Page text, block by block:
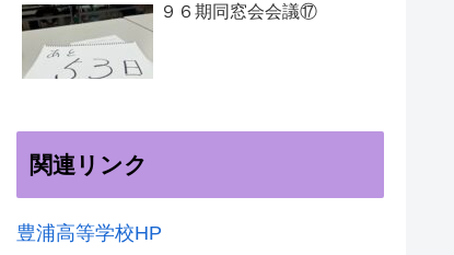
９６期同窓会会議⑰
関連リンク
豊浦高等学校HP